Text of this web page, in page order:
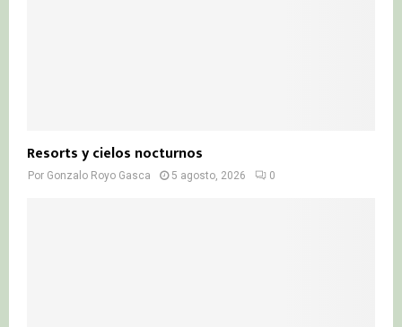
Resorts y cielos nocturnos
Por Gonzalo Royo Gasca 5 agosto, 2026 0